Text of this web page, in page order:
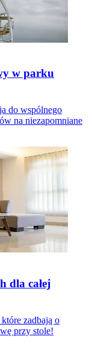
w parku
do wspólnego
na niezapomniane
dla całej
zadbają o
przy stole!